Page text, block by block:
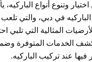
وتنوع أنواع
في دبي، والتي تلعب
المثالية التي تلبي
الخدمات المتوفرة
فيها عند تركيب الباركيه.